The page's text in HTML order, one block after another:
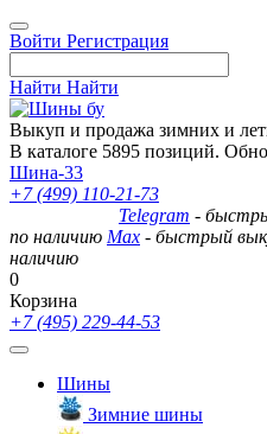
Войти Регистрация
Найти Найти
Выкуп и продажа зимних и
В каталоге 5895 позиций.
Шина-33
+7 (499) 110-21-73
Telegram -
по наличию Max - быстрый
наличию
0
Корзина
+7 (495) 229-44-53
Шины
Зимние шины